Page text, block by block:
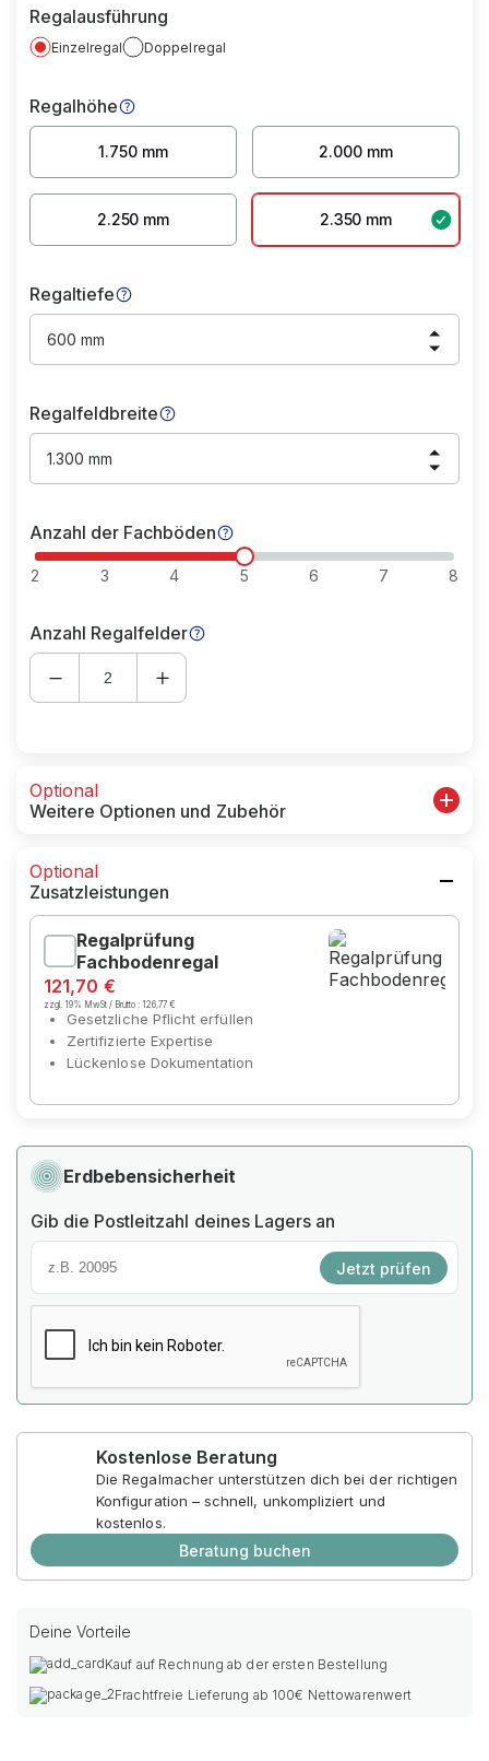
Regalausführung
Einzelregal Doppelregal
Regalhöhe
1.750 mm 2.000 mm
2.250 mm 2.350 mm
Regaltiefe
600 mm
Regalfeldbreite
1.300 mm
Anzahl der Fachböden
2 3 4 5 6 7 8
Anzahl Regalfelder
Optional
Weitere Optionen und Zubehör
Optional
Zusatzleistungen
Regalprüfung
Fachbodenregal
121,70 €
zzgl. 19% MwSt / Brutto :126,77 €
Gesetzliche Pflicht erfüllen
Zertifizierte Expertise
Lückenlose Dokumentation
Erdbebensicherheit
Gib die Postleitzahl deines Lagers an
Jetzt prüfen
Kostenlose Beratung
Die Regalmacher unterstützen dich bei der richtigen
Konfiguration – schnell, unkompliziert und
kostenlos.
Beratung buchen
Deine Vorteile
Kauf auf Rechnung ab der ersten Bestellung
Frachtfreie Lieferung ab 100€ Nettowarenwert